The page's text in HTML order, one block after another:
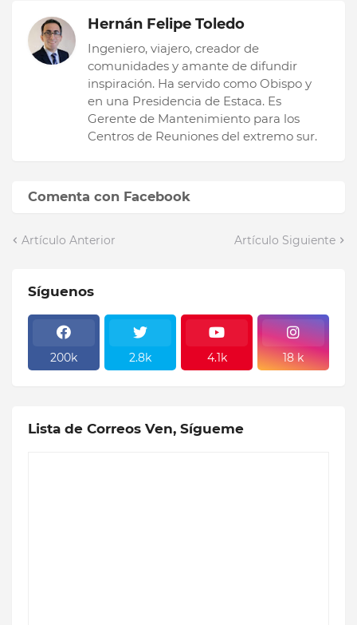
Hernán Felipe Toledo
Ingeniero, viajero, creador de
comunidades y amante de difundir
inspiración. Ha servido como Obispo y
en una Presidencia de Estaca. Es
Gerente de Mantenimiento para los
Centros de Reuniones del extremo sur.
Comenta con Facebook
Artículo Anterior Artículo Siguiente
Síguenos
200k 2.8k 4.1k 18 k
Lista de Correos Ven, Sígueme